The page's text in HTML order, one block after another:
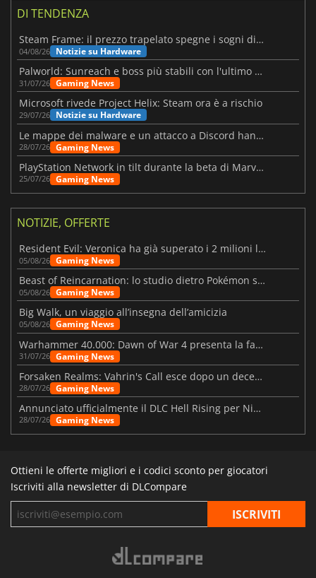
DI TENDENZA
Steam Frame: il prezzo trapelato spegne i sogni di un VR economico
04/08/26 Notizie su Hardware
Palworld: Sunreach e boss più stabili con l'ultimo update
31/07/26 Gaming News
Microsoft rivede Project Helix: Steam ora è a rischio
29/07/26 Notizie su Hardware
Le mappe dei malware e un attacco a Discord hanno colpito Meccha Chameleon
28/07/26 Gaming News
PlayStation Network in tilt durante la beta di Marvel Tōkon
25/07/26 Gaming News
NOTIZIE, OFFERTE
Resident Evil: Veronica ha già superato i 2 milioni liste dei desideri
05/08/26 Gaming News
Beast of Reincarnation: lo studio dietro Pokémon su una nuova strada
05/08/26 Gaming News
Big Walk, un viaggio all’insegna dell’amicizia
05/08/26 Gaming News
Warhammer 40.000: Dawn of War 4 presenta la fazione dei Necron
31/07/26 Gaming News
Forsaken Realms: Vahrin's Call esce dopo un decennio di sviluppo
28/07/26 Gaming News
Annunciato ufficialmente il DLC Hell Rising per Nioh 3
28/07/26 Gaming News
Ottieni le offerte migliori e i codici sconto per giocatori
Iscriviti alla newsletter di DLCompare